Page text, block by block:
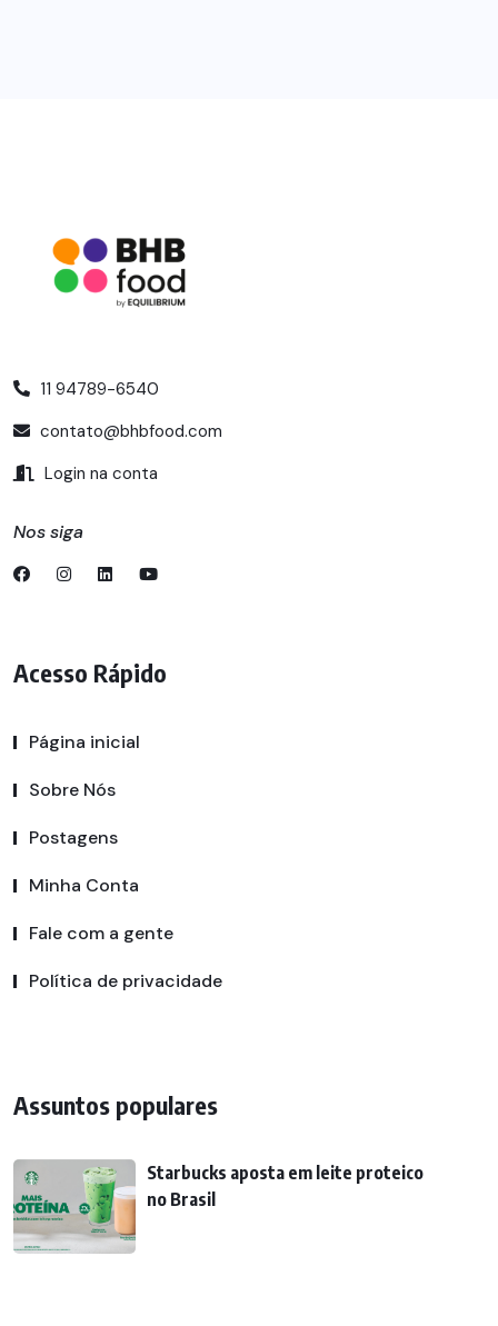
11 94789-6540
contato@bhbfood.com
Login na conta
Nos siga
Acesso Rápido
Página inicial
Sobre Nós
Postagens
Minha Conta
Fale com a gente
Política de privacidade
Assuntos populares
Starbucks aposta em leite proteico
no Brasil